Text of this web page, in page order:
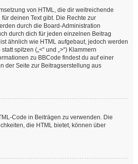
von HTML, die dir weitreichende
deinen Text gibt. Die Rechte zur
durch die Board-Administration
durch dich für jeden einzelnen Beitrag
ähnlich wie HTML aufgebaut, jedoch werden
spitzen („<“ und „>“) Klammern
zu BBCode findest du auf einer
der Seite zur Beitragserstellung aus
Code in Beiträgen zu verwenden. Die
die HTML bietet, können über